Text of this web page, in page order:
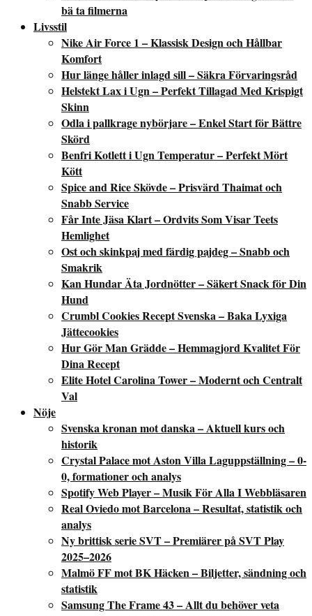
bä ta filmerna
Livsstil
Nike Air Force 1 – Klassisk Design och Hållbar
Komfort
Hur länge håller inlagd sill – Säkra Förvaringsråd
Helstekt Lax i Ugn – Perfekt Tillagad Med Krispigt
Skinn
Odla i pallkrage nybörjare – Enkel Start för Bättre
Skörd
Benfri Kotlett i Ugn Temperatur – Perfekt Mört
Kött
Spice and Rice Skövde – Prisvärd Thaimat och
Snabb Service
Får Inte Jäsa Klart – Ordvits Som Visar Teets
Hemlighet
Ost och skinkpaj med färdig pajdeg – Snabb och
Smakrik
Kan Hundar Äta Jordnötter – Säkert Snack för Din
Hund
Crumbl Cookies Recept Svenska – Baka Lyxiga
Jättecookies
Hur Gör Man Grädde – Hemmagjord Kvalitet För
Dina Recept
Elite Hotel Carolina Tower – Modernt och Centralt
Val
Nöje
Svenska kronan mot danska – Aktuell kurs och
historik
Crystal Palace mot Aston Villa Laguppställning – 0-
0, formationer och analys
Spotify Web Player – Musik För Alla I Webbläsaren
Real Oviedo mot Barcelona – Resultat, statistik och
analys
Ny brittisk serie SVT – Premiärer på SVT Play
2025–2026
Malmö FF mot BK Häcken – Biljetter, sändning och
statistik
Samsung The Frame 43 – Allt du behöver veta